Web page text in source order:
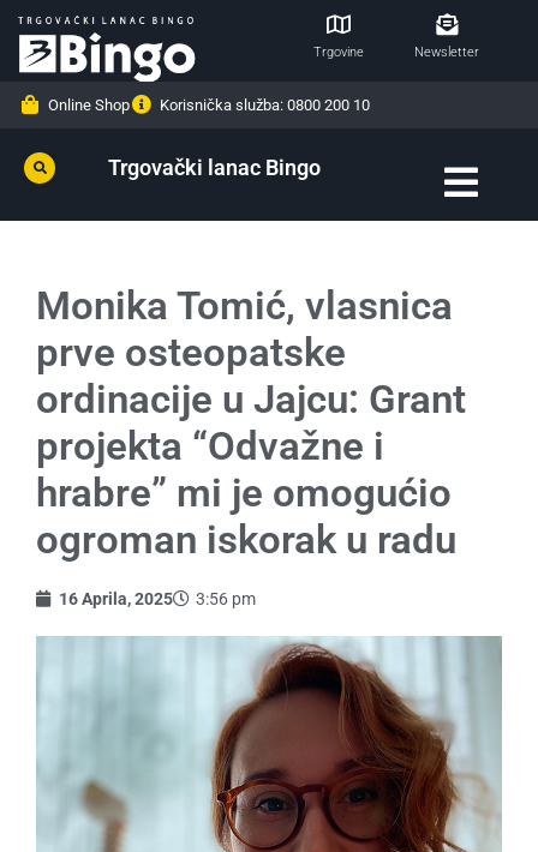
Trgovine Newsletter
Online Shop Korisnička služba: 0800 200 10
Trgovački lanac Bingo
Monika Tomić, vlasnica
prve osteopatske
ordinacije u Jajcu: Grant
projekta “Odvažne i
hrabre” mi je omogućio
ogroman iskorak u radu
16 Aprila, 2025 3:56 pm